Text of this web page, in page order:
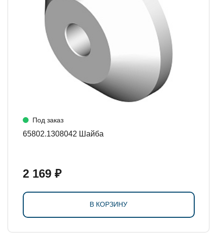
Под заказ
65802.1308042 Шайба
2 169 ₽
В КОРЗИНУ